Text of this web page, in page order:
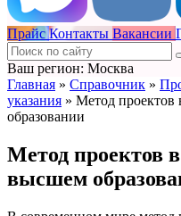
Прайс Контакты Вакансии
Ваш регион: Москва
Главная » Справочник »
указания » Метод
образовании
Метод проектов
высшем